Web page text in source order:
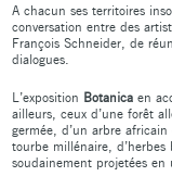
A chacun ses territoires
conversation entre des
François Schneider, de
dialogues.
L’exposition Botanica en
ailleurs, ceux d’une forêt
germée, d’un arbre
tourbe millénaire,
soudainement projetées en